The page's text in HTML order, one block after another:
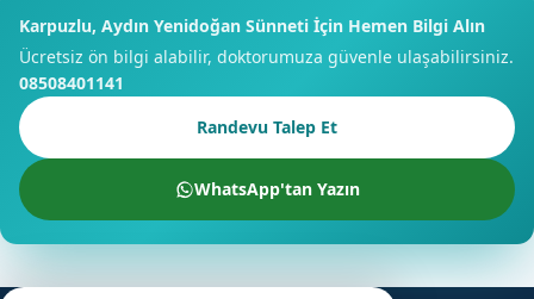
Karpuzlu, Aydın Yenidoğan Sünneti İçin Hemen Bilgi Alın
Ücretsiz ön bilgi alabilir, doktorumuza güvenle ulaşabilirsiniz.
08508401141
Randevu Talep Et
WhatsApp'tan Yazın